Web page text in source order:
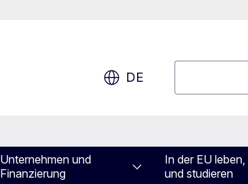
DE
Unternehmen und
Finanzierung
In der EU
und studieren